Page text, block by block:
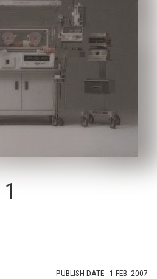
PUBLISH DATE - 1 FEB. 2007